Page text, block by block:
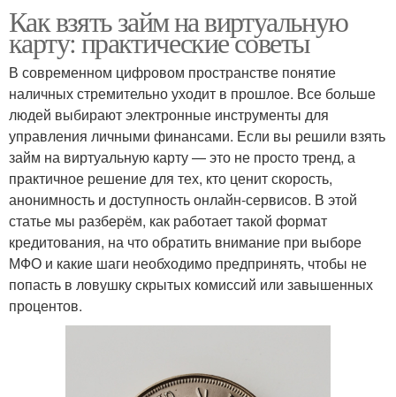
Как взять займ на виртуальную
карту: практические советы
В современном цифровом пространстве понятие
наличных стремительно уходит в прошлое. Все больше
людей выбирают электронные инструменты для
управления личными финансами. Если вы решили взять
займ на виртуальную карту — это не просто тренд, а
практичное решение для тех, кто ценит скорость,
анонимность и доступность онлайн-сервисов. В этой
статье мы разберём, как работает такой формат
кредитования, на что обратить внимание при выборе
МФО и какие шаги необходимо предпринять, чтобы не
попасть в ловушку скрытых комиссий или завышенных
процентов.